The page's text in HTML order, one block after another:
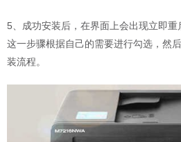
5、成功安装后，在界面上会出现立即
这一步骤根据自己的需要进行勾选，然
装流程。